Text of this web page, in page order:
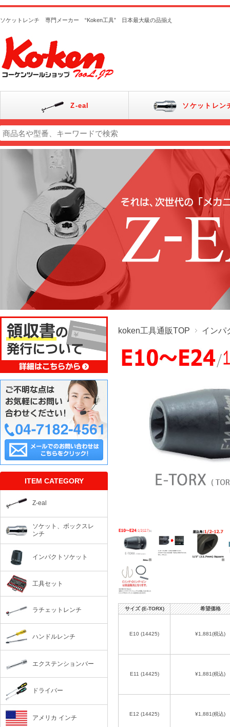
ソケットレンチ 専門メーカー “Koken工具” 日本最大級の品揃え
Z-eal ソケットレン
koken工具通販TOP インパ
サイズ (E-TORX) 希望価格
E10 (14425) ¥1,881(税込)
E11 (14425) ¥1,881(税込)
E12 (14425) ¥1,881(税込)
ITEM CATEGORY
Z-eal
ソケット、ボックスレ
ンチ
インパクトソケット
工具セット
ラチェットレンチ
ハンドルレンチ
エクステンションバー
ドライバー
アメリカ インチ